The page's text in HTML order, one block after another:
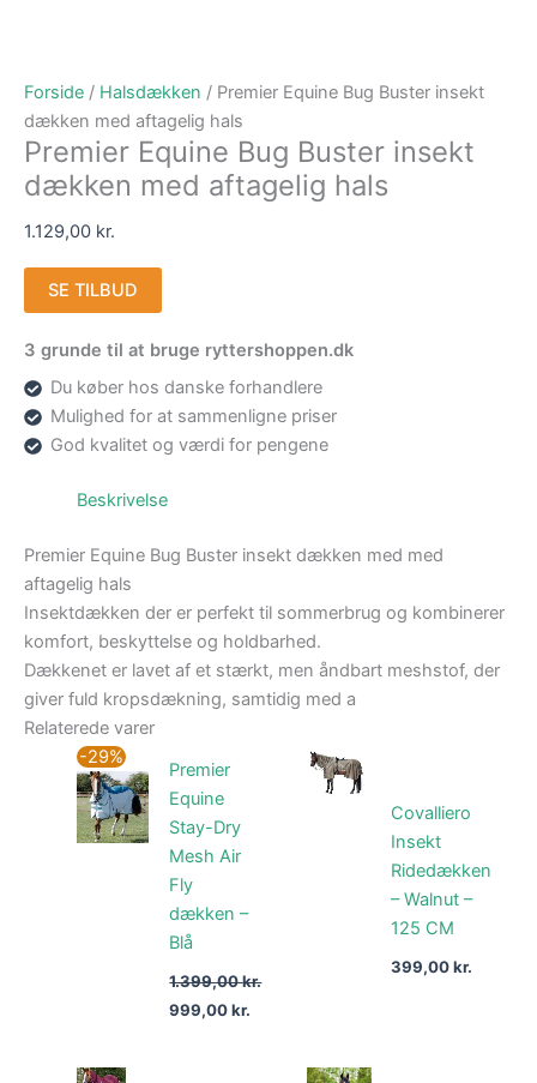
Forside / Halsdækken / Premier Equine Bug Buster insekt
dækken med aftagelig hals
Premier Equine Bug Buster insekt
dækken med aftagelig hals
1.129,00 kr.
SE TILBUD
3 grunde til at bruge ryttershoppen.dk
Du køber hos danske forhandlere
Mulighed for at sammenligne priser
God kvalitet og værdi for pengene
Beskrivelse
Premier Equine Bug Buster insekt dækken med med
aftagelig hals
Insektdækken der er perfekt til sommerbrug og kombinerer
komfort, beskyttelse og holdbarhed.
Dækkenet er lavet af et stærkt, men åndbart meshstof, der
giver fuld kropsdækning, samtidig med a
Relaterede varer
-29%
Premier
Equine
Stay-Dry
Mesh Air
Fly
dækken –
Blå
1.399,00kr.
oprindelige
pris
var:
1.399,00 kr..
999,00kr.
aktuelle
Covalliero
Insekt
Ridedækken
– Walnut –
125 CM
399,00kr.